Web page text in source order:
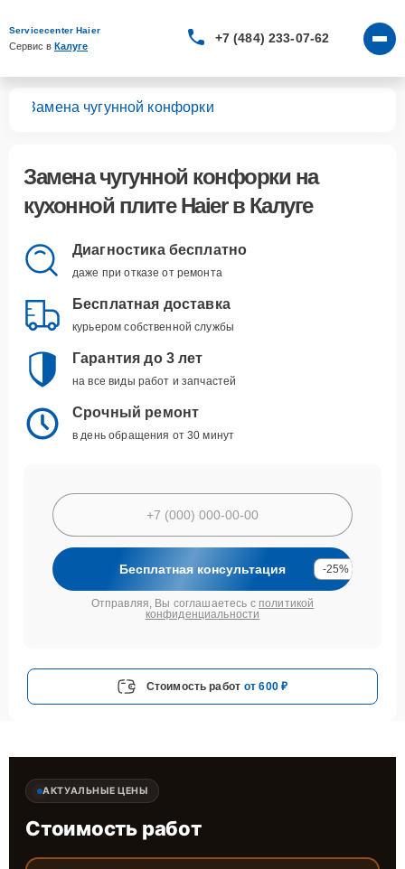
Servicecenter Haier
Сервис в Калуге
+7 (484) 233-07-62
Замена чугунной конфорки
Замена чугунной конфорки на
кухонной плите Haier в Калуге
Диагностика бесплатно
даже при отказе от ремонта
Бесплатная доставка
курьером собственной службы
Гарантия до 3 лет
на все виды работ и запчастей
Срочный ремонт
в день обращения от 30 минут
Бесплатная консультация -25%
Отправляя, Вы соглашаетесь с политикой
конфиденциальности
Стоимость работ от 600 ₽
АКТУАЛЬНЫЕ ЦЕНЫ
Стоимость работ